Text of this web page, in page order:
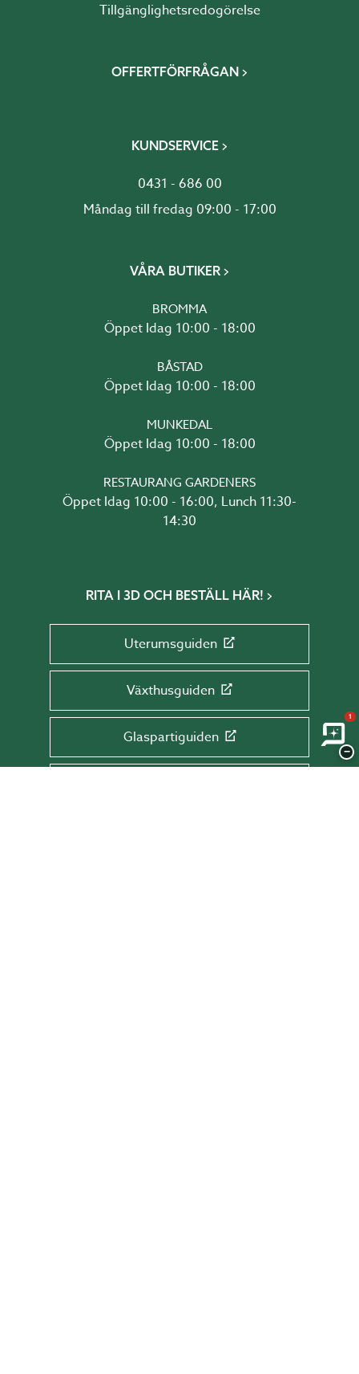
Tillgänglighetsredogörelse
OFFERTFÖRFRÅGAN
KUNDSERVICE
0431 - 686 00
Måndag till fredag 09:00 - 17:00
VÅRA BUTIKER
BROMMA
Öppet Idag 10:00 - 18:00
BÅSTAD
Öppet Idag 10:00 - 18:00
MUNKEDAL
Öppet Idag 10:00 - 18:00
RESTAURANG GARDENERS
Öppet Idag 10:00 - 16:00, Lunch 11:30-
14:30
RITA I 3D OCH BESTÄLL HÄR!
Uterumsguiden
Växthusguiden
Glaspartiguiden
1
−